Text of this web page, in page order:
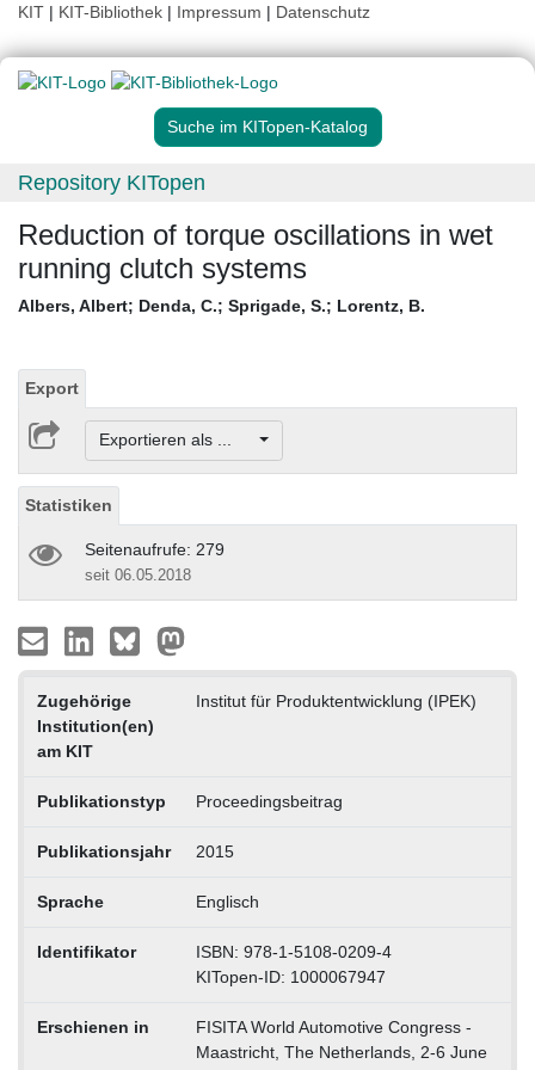
KIT | KIT-Bibliothek | Impressum | Datenschutz
Suche im KITopen-Katalog
Repository KITopen
Reduction of torque oscillations in wet
running clutch systems
Albers, Albert; Denda, C.; Sprigade, S.; Lorentz, B.
Export
Exportieren als ...
Statistiken
Seitenaufrufe: 279
seit 06.05.2018
Zugehörige
Institution(en)
am KIT
Institut für Produktentwicklung (IPEK)
Publikationstyp Proceedingsbeitrag
Publikationsjahr 2015
Sprache Englisch
Identifikator
ISBN: 978-1-5108-0209-4
KITopen-ID: 1000067947
Erschienen in
FISITA World Automotive Congress -
Maastricht, The Netherlands, 2-6 June